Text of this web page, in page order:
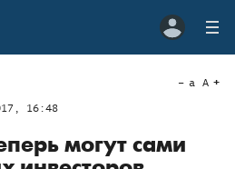
16:48
a A
могут сами